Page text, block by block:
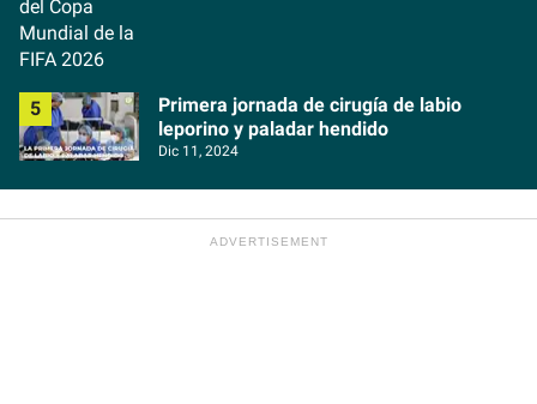
Primera jornada de cirugía de labio
leporino y paladar hendido
Dic 11, 2024